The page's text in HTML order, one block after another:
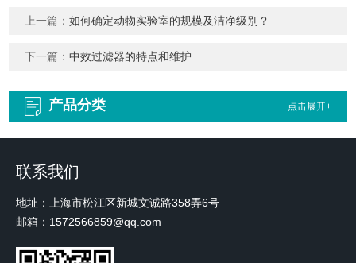
上一篇：如何确定动物实验室的规模及洁净级别？
下一篇：中效过滤器的特点和维护
产品分类 点击展开+
联系我们
地址：上海市松江区新城文诚路358弄6号
邮箱：1572566859@qq.com